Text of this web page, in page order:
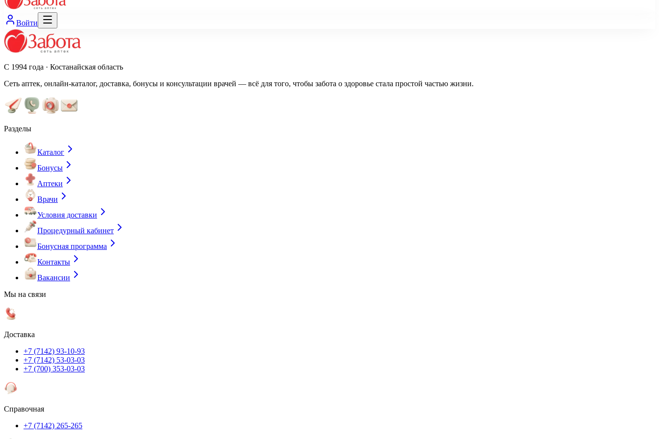
Войти
С 1994 года · Костанайская область
Сеть аптек, онлайн-каталог, доставка, бонусы и консультации врачей — всё для того, чтобы забота о здоровье стала простой частью жизни.
Разделы
Каталог
Бонусы
Аптеки
Врачи
Условия доставки
Процедурный кабинет
Бонусная программа
Контакты
Вакансии
Мы на связи
Доставка
+7 (7142) 93-10-93
+7 (7142) 53-03-03
+7 (700) 353-03-03
Справочная
+7 (7142) 265-265